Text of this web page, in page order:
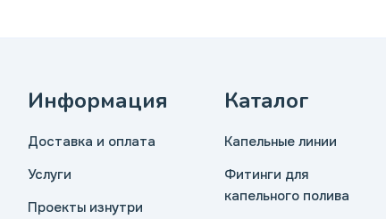
Информация
Доставка и оплата
Услуги
Проекты изнутри
Каталог
Капельные линии
Фитинги для
капельного полива